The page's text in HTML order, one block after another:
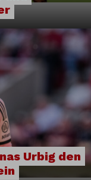
Urbig den